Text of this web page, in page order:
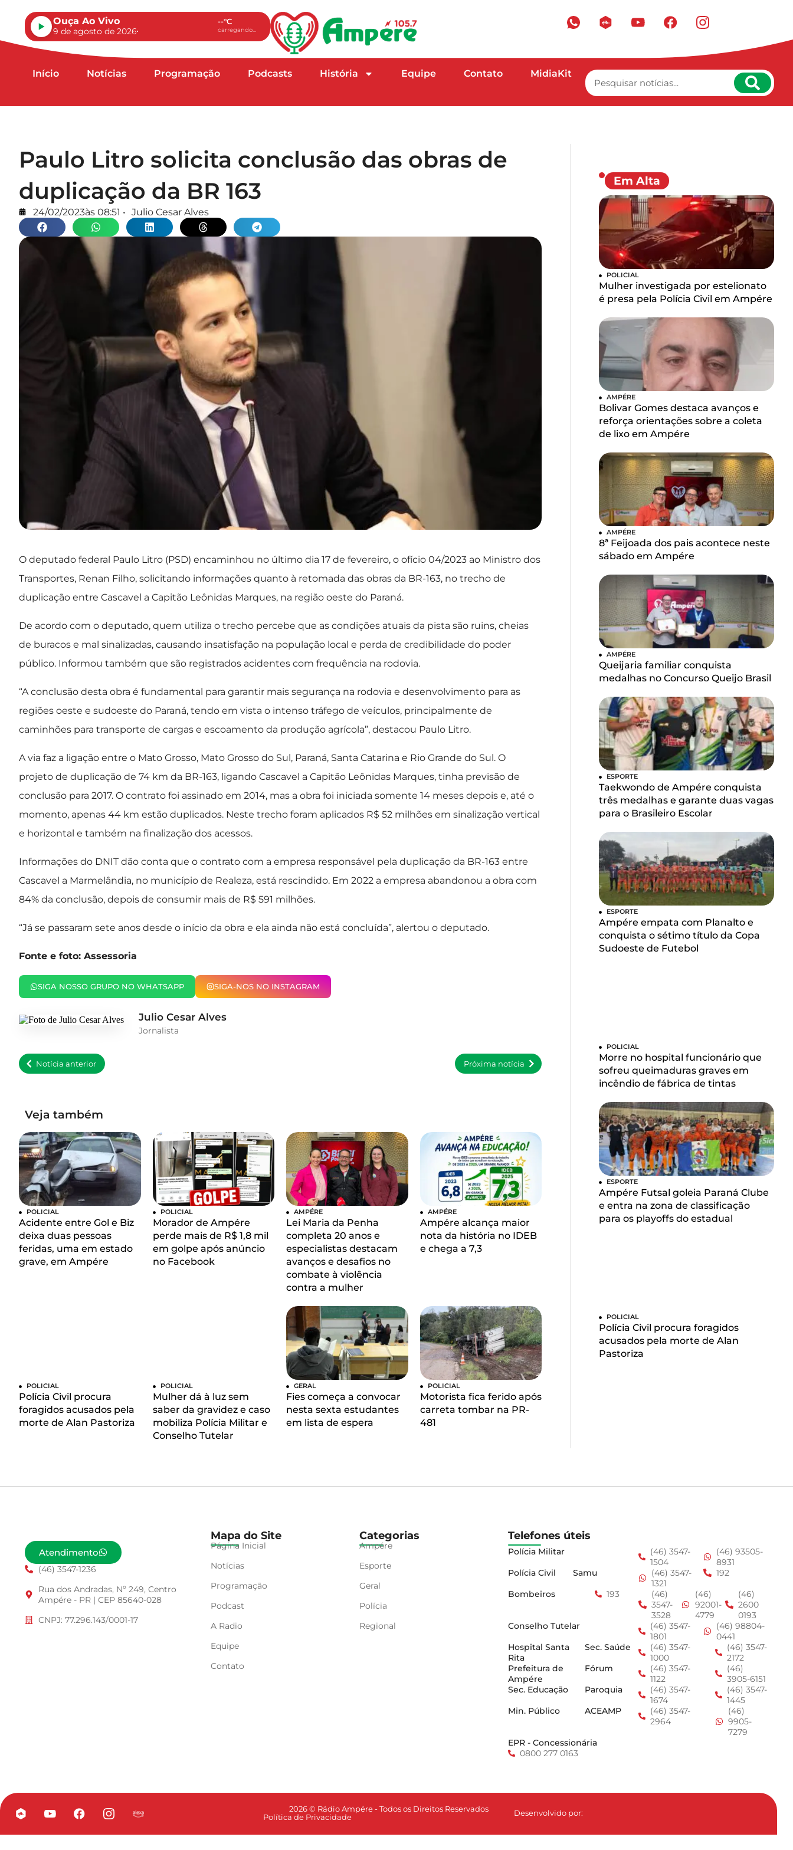
Ouça Ao Vivo
9 de agosto de 2026
--°C
carregando...
Início Notícias Programação Podcasts História Equipe Contato MidiaKit
Paulo Litro solicita conclusão das obras de
duplicação da BR 163
24/02/2023às 08:51 • Julio Cesar Alves
O deputado federal Paulo Litro (PSD) encaminhou no último dia 17 de fevereiro, o ofício 04/2023 ao Ministro dos
Transportes, Renan Filho, solicitando informações quanto à retomada das obras da BR-163, no trecho de
duplicação entre Cascavel a Capitão Leônidas Marques, na região oeste do Paraná.
De acordo com o deputado, quem utiliza o trecho percebe que as condições atuais da pista são ruins, cheias
de buracos e mal sinalizadas, causando insatisfação na população local e perda de credibilidade do poder
público. Informou também que são registrados acidentes com frequência na rodovia.
“A conclusão desta obra é fundamental para garantir mais segurança na rodovia e desenvolvimento para as
regiões oeste e sudoeste do Paraná, tendo em vista o intenso tráfego de veículos, principalmente de
caminhões para transporte de cargas e escoamento da produção agrícola”, destacou Paulo Litro.
A via faz a ligação entre o Mato Grosso, Mato Grosso do Sul, Paraná, Santa Catarina e Rio Grande do Sul. O
projeto de duplicação de 74 km da BR-163, ligando Cascavel a Capitão Leônidas Marques, tinha previsão de
conclusão para 2017. O contrato foi assinado em 2014, mas a obra foi iniciada somente 14 meses depois e, até o
momento, apenas 44 km estão duplicados. Neste trecho foram aplicados R$ 52 milhões em sinalização vertical
e horizontal e também na finalização dos acessos.
Informações do DNIT dão conta que o contrato com a empresa responsável pela duplicação da BR-163 entre
Cascavel a Marmelândia, no município de Realeza, está rescindido. Em 2022 a empresa abandonou a obra com
84% da conclusão, depois de consumir mais de R$ 591 milhões.
“Já se passaram sete anos desde o início da obra e ela ainda não está concluída”, alertou o deputado.
Fonte e foto: Assessoria
SIGA NOSSO GRUPO NO WHATSAPP SIGA-NOS NO INSTAGRAM
Julio Cesar Alves
Jornalista
Notícia anterior Próxima notícia
Veja também
POLICIAL
Acidente entre Gol e Biz
deixa duas pessoas
feridas, uma em estado
grave, em Ampére
POLICIAL
Morador de Ampére
perde mais de R$ 1,8 mil
em golpe após anúncio
no Facebook
AMPÉRE
Lei Maria da Penha
completa 20 anos e
especialistas destacam
avanços e desafios no
combate à violência
contra a mulher
AMPÉRE
Ampére alcança maior
nota da história no IDEB
e chega a 7,3
POLICIAL
Polícia Civil procura
foragidos acusados pela
morte de Alan Pastoriza
POLICIAL
Mulher dá à luz sem
saber da gravidez e caso
mobiliza Polícia Militar e
Conselho Tutelar
GERAL
Fies começa a convocar
nesta sexta estudantes
em lista de espera
POLICIAL
Motorista fica ferido após
carreta tombar na PR-
481
Em Alta
POLICIAL
Mulher investigada por estelionato
é presa pela Polícia Civil em Ampére
AMPÉRE
Bolivar Gomes destaca avanços e
reforça orientações sobre a coleta
de lixo em Ampére
AMPÉRE
8ª Feijoada dos pais acontece neste
sábado em Ampére
AMPÉRE
Queijaria familiar conquista
medalhas no Concurso Queijo Brasil
ESPORTE
Taekwondo de Ampére conquista
três medalhas e garante duas vagas
para o Brasileiro Escolar
ESPORTE
Ampére empata com Planalto e
conquista o sétimo título da Copa
Sudoeste de Futebol
POLICIAL
Morre no hospital funcionário que
sofreu queimaduras graves em
incêndio de fábrica de tintas
ESPORTE
Ampére Futsal goleia Paraná Clube
e entra na zona de classificação
para os playoffs do estadual
POLICIAL
Polícia Civil procura foragidos
acusados pela morte de Alan
Pastoriza
Atendimento
(46) 3547-1236
Rua dos Andradas, Nº 249, Centro
Ampére - PR | CEP 85640-028
CNPJ: 77.296.143/0001-17
Mapa do Site
Página Inicial
Notícias
Programação
Podcast
A Radio
Equipe
Contato
Categorias
Ampére
Esporte
Geral
Polícia
Regional
Telefones úteis
Polícia Militar
(46) 3547-
1504
(46) 93505-
8931
Polícia Civil
Samu
(46) 3547-
1321
192
Bombeiros
193
(46)
3547-
3528
(46)
92001-
4779
(46)
2600
0193
Conselho Tutelar
(46) 3547-
1801
(46) 98804-
0441
Hospital Santa
Rita
Sec. Saúde
(46) 3547-
1000
(46) 3547-
2172
Prefeitura de
Ampére
Fórum
(46) 3547-
1122
(46)
3905-6151
Sec. Educação
Paroquia
(46) 3547-
1674
(46) 3547-
1445
Min. Público
ACEAMP
(46) 3547-
2964
(46)
9905-
7279
EPR - Concessionária
0800 277 0163
2026 © Rádio Ampére - Todos os Direitos Reservados
Política de Privacidade
Desenvolvido por: